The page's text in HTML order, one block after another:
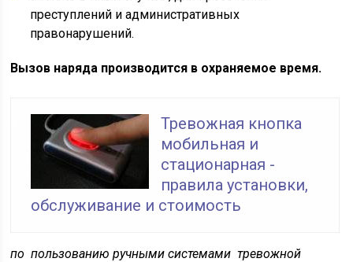
преступлений и административных
правонарушений.
Вызов наряда производится в охраняемое время.
Тревожная кнопка
мобильная и
стационарная -
правила установки,
обслуживание и стоимость
по пользованию ручными системами тревожной